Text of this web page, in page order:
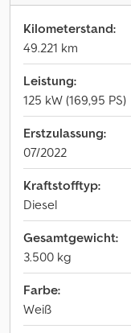
Kilometerstand:
49.221 km
Leistung:
125 kW (169,95 PS)
Erstzulassung:
07/2022
Kraftstofftyp:
Diesel
Gesamtgewicht:
3.500 kg
Farbe:
Weiß